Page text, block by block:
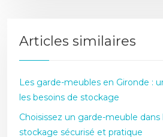
Articles similaires
Les garde-meubles en Gironde :
les besoins de stockage
Choisissez un garde-meuble
stockage sécurisé et pratique